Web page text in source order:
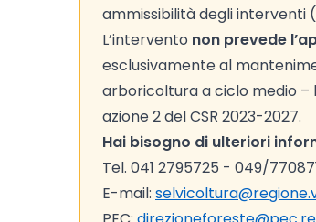
ammissibilità degli interventi
L’intervento non prevede
esclusivamente al
arboricoltura a ciclo medio –
azione 2 del CSR 2023-2027.
Hai bisogno di ulteriori
Tel. 041 2795725 - 049/
E-mail: